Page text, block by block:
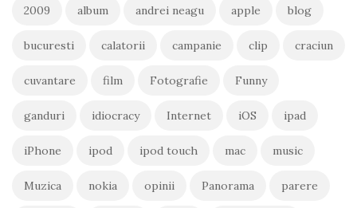
2009 album andrei neagu apple blog
bucuresti calatorii campanie clip craciun
cuvantare film Fotografie Funny
ganduri idiocracy Internet iOS ipad
iPhone ipod ipod touch mac music
Muzica nokia opinii Panorama parere